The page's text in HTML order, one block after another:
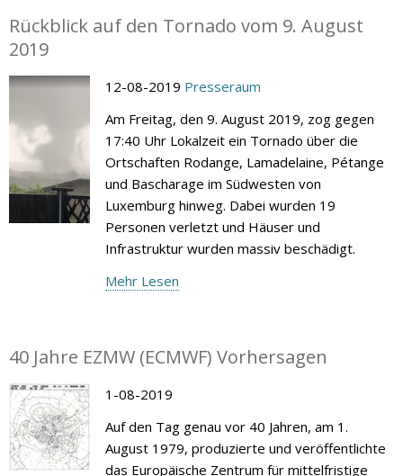
Rückblick auf den Tornado vom 9. August
2019
12-08-2019 Presseraum
Am Freitag, den 9. August 2019, zog gegen
17:40 Uhr Lokalzeit ein Tornado über die
Ortschaften Rodange, Lamadelaine, Pétange
und Bascharage im Südwesten von
Luxemburg hinweg. Dabei wurden 19
Personen verletzt und Häuser und
Infrastruktur wurden massiv beschädigt.
Mehr Lesen
40 Jahre EZMW (ECMWF) Vorhersagen
1-08-2019
Auf den Tag genau vor 40 Jahren, am 1.
August 1979, produzierte und veröffentlichte
das Europäische Zentrum für mittelfristige